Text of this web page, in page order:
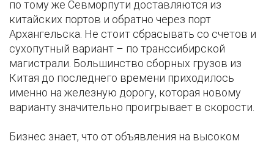
по тому же Севморпути доставляются из
китайских портов и обратно через порт
Архангельска. Не стоит сбрасывать со счетов и
сухопутный вариант – по транссибирской
магистрали. Большинство сборных грузов из
Китая до последнего времени приходилось
именно на железную дорогу, которая новому
варианту значительно проигрывает в скорости.
Бизнес знает, что от объявления на высоком